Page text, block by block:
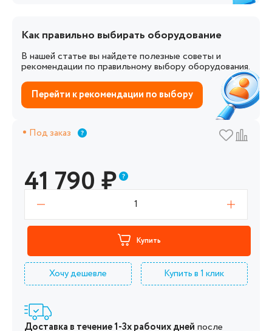
Как правильно выбирать оборудование
В нашей статье вы найдете полезные советы и
рекомендации по правильному выбору оборудования.
Перейти к рекомендации по выбору
Под заказ
41 790₽
1
Купить
Хочу дешевле Купить в 1 клик
Доставка в течение 1-3х рабочих дней после